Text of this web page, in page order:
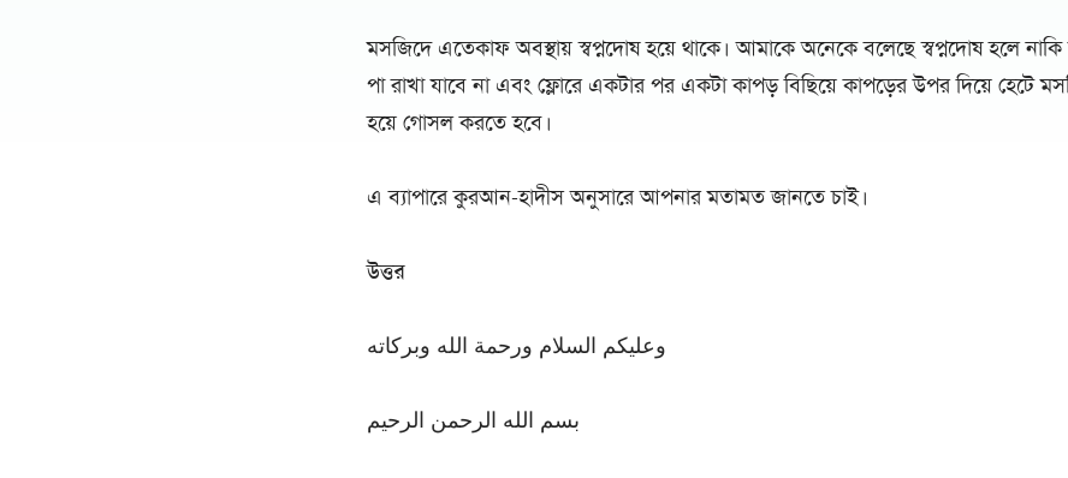
মসজিদে এতেকাফ অবস্থায় স্বপ্নদোষ হয়ে থাকে। আমাকে অনেকে বলেছে স্বপ্নদোষ হলে নাকি
পা রাখা যাবে না এবং ফ্লোরে একটার পর একটা কাপড় বিছিয়ে কাপড়ের উপর দিয়ে হেটে
হয়ে গোসল করতে হবে।
এ ব্যাপারে কুরআন-হাদীস অনুসারে আপনার মতামত জানতে চাই।
উত্তর
وعليكم السلام ورحمة الله وبركاته
بسم الله الرحمن الرحيم